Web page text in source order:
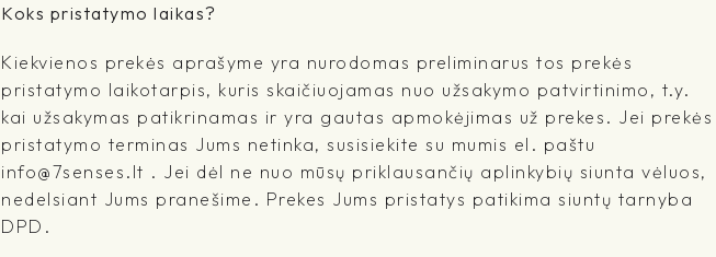
Koks pristatymo laikas?
Kiekvienos prekės aprašyme yra nurodomas preliminarus tos prekės
pristatymo laikotarpis, kuris skaičiuojamas nuo užsakymo patvirtinimo, t.y.
kai užsakymas patikrinamas ir yra gautas apmokėjimas už prekes. Jei prekės
pristatymo terminas Jums netinka, susisiekite su mumis el. paštu
info@7senses.lt . Jei dėl ne nuo mūsų priklausančių aplinkybių siunta vėluos,
nedelsiant Jums pranešime. Prekes Jums pristatys patikima siuntų tarnyba
DPD.